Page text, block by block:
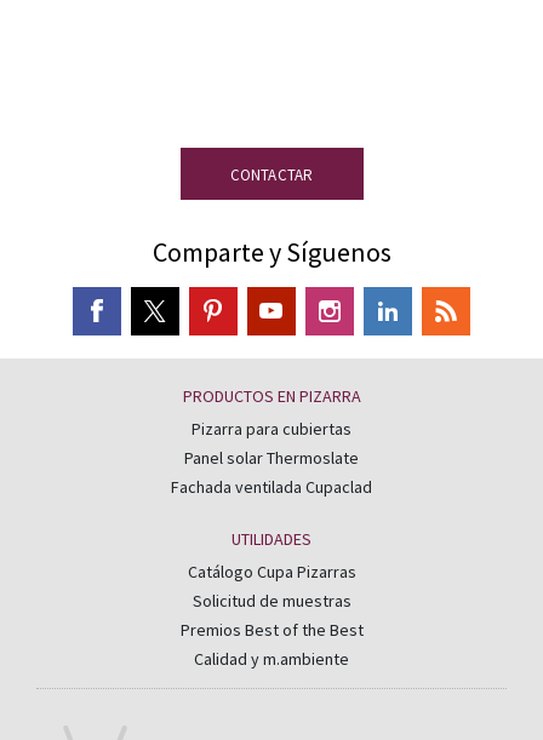
CONTACTAR
Comparte y Síguenos
PRODUCTOS EN PIZARRA
Pizarra para cubiertas
Panel solar Thermoslate
Fachada ventilada Cupaclad
UTILIDADES
Catálogo Cupa Pizarras
Solicitud de muestras
Premios Best of the Best
Calidad y m.ambiente